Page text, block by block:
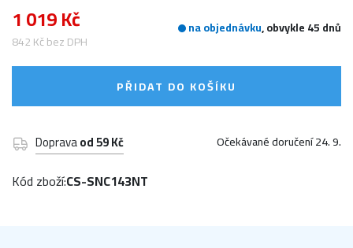
1 019 Kč
842 Kč bez DPH
na objednávku, obvykle 45 dnů
PŘIDAT DO KOŠÍKU
Dopravaod 59 Kč Očekávané doručení 24. 9.
Kód zboží:CS-SNC143NT